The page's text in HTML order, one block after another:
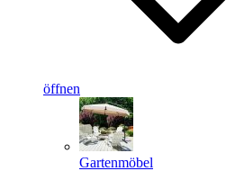
öffnen
Gartenmöbel